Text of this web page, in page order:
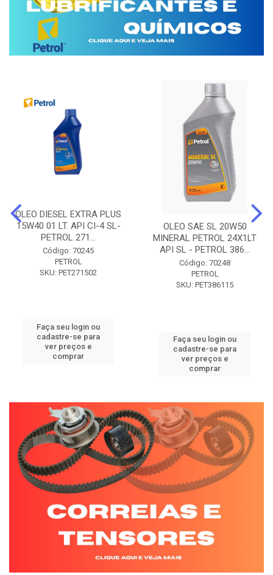
OLEO DIESEL EXTRA PLUS
15W40 01 LT. API CI-4 SL-
PETROL 271...
Código: 70245
PETROL
SKU: PET271502
Faça seu login ou
cadastre-se para
ver preços e
comprar
OLEO SAE SL 20W50
MINERAL PETROL 24X1LT
API SL - PETROL 386...
Código: 70248
PETROL
SKU: PET386115
Faça seu login ou
cadastre-se para
ver preços e
comprar